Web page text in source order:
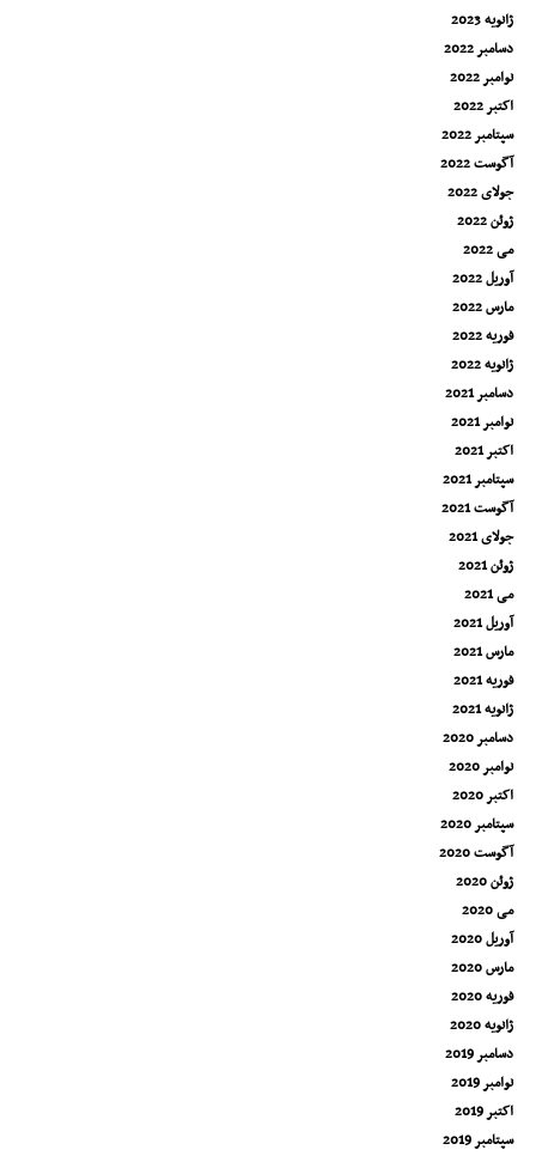
ژانویه 2023
دسامبر 2022
نوامبر 2022
اکتبر 2022
سپتامبر 2022
آگوست 2022
جولای 2022
ژوئن 2022
می 2022
آوریل 2022
مارس 2022
فوریه 2022
ژانویه 2022
دسامبر 2021
نوامبر 2021
اکتبر 2021
سپتامبر 2021
آگوست 2021
جولای 2021
ژوئن 2021
می 2021
آوریل 2021
مارس 2021
فوریه 2021
ژانویه 2021
دسامبر 2020
نوامبر 2020
اکتبر 2020
سپتامبر 2020
آگوست 2020
ژوئن 2020
می 2020
آوریل 2020
مارس 2020
فوریه 2020
ژانویه 2020
دسامبر 2019
نوامبر 2019
اکتبر 2019
سپتامبر 2019